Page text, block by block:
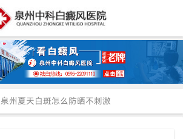
泉州夏天白斑怎么防晒不刺激